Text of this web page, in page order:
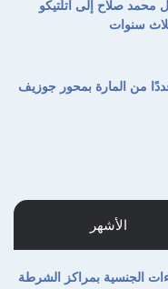
محمد صلاح إلى اتلتيكو
سنوات
من المارة بمحور جوزيف
الأشهر
الجنسية بمراكز الشرطة